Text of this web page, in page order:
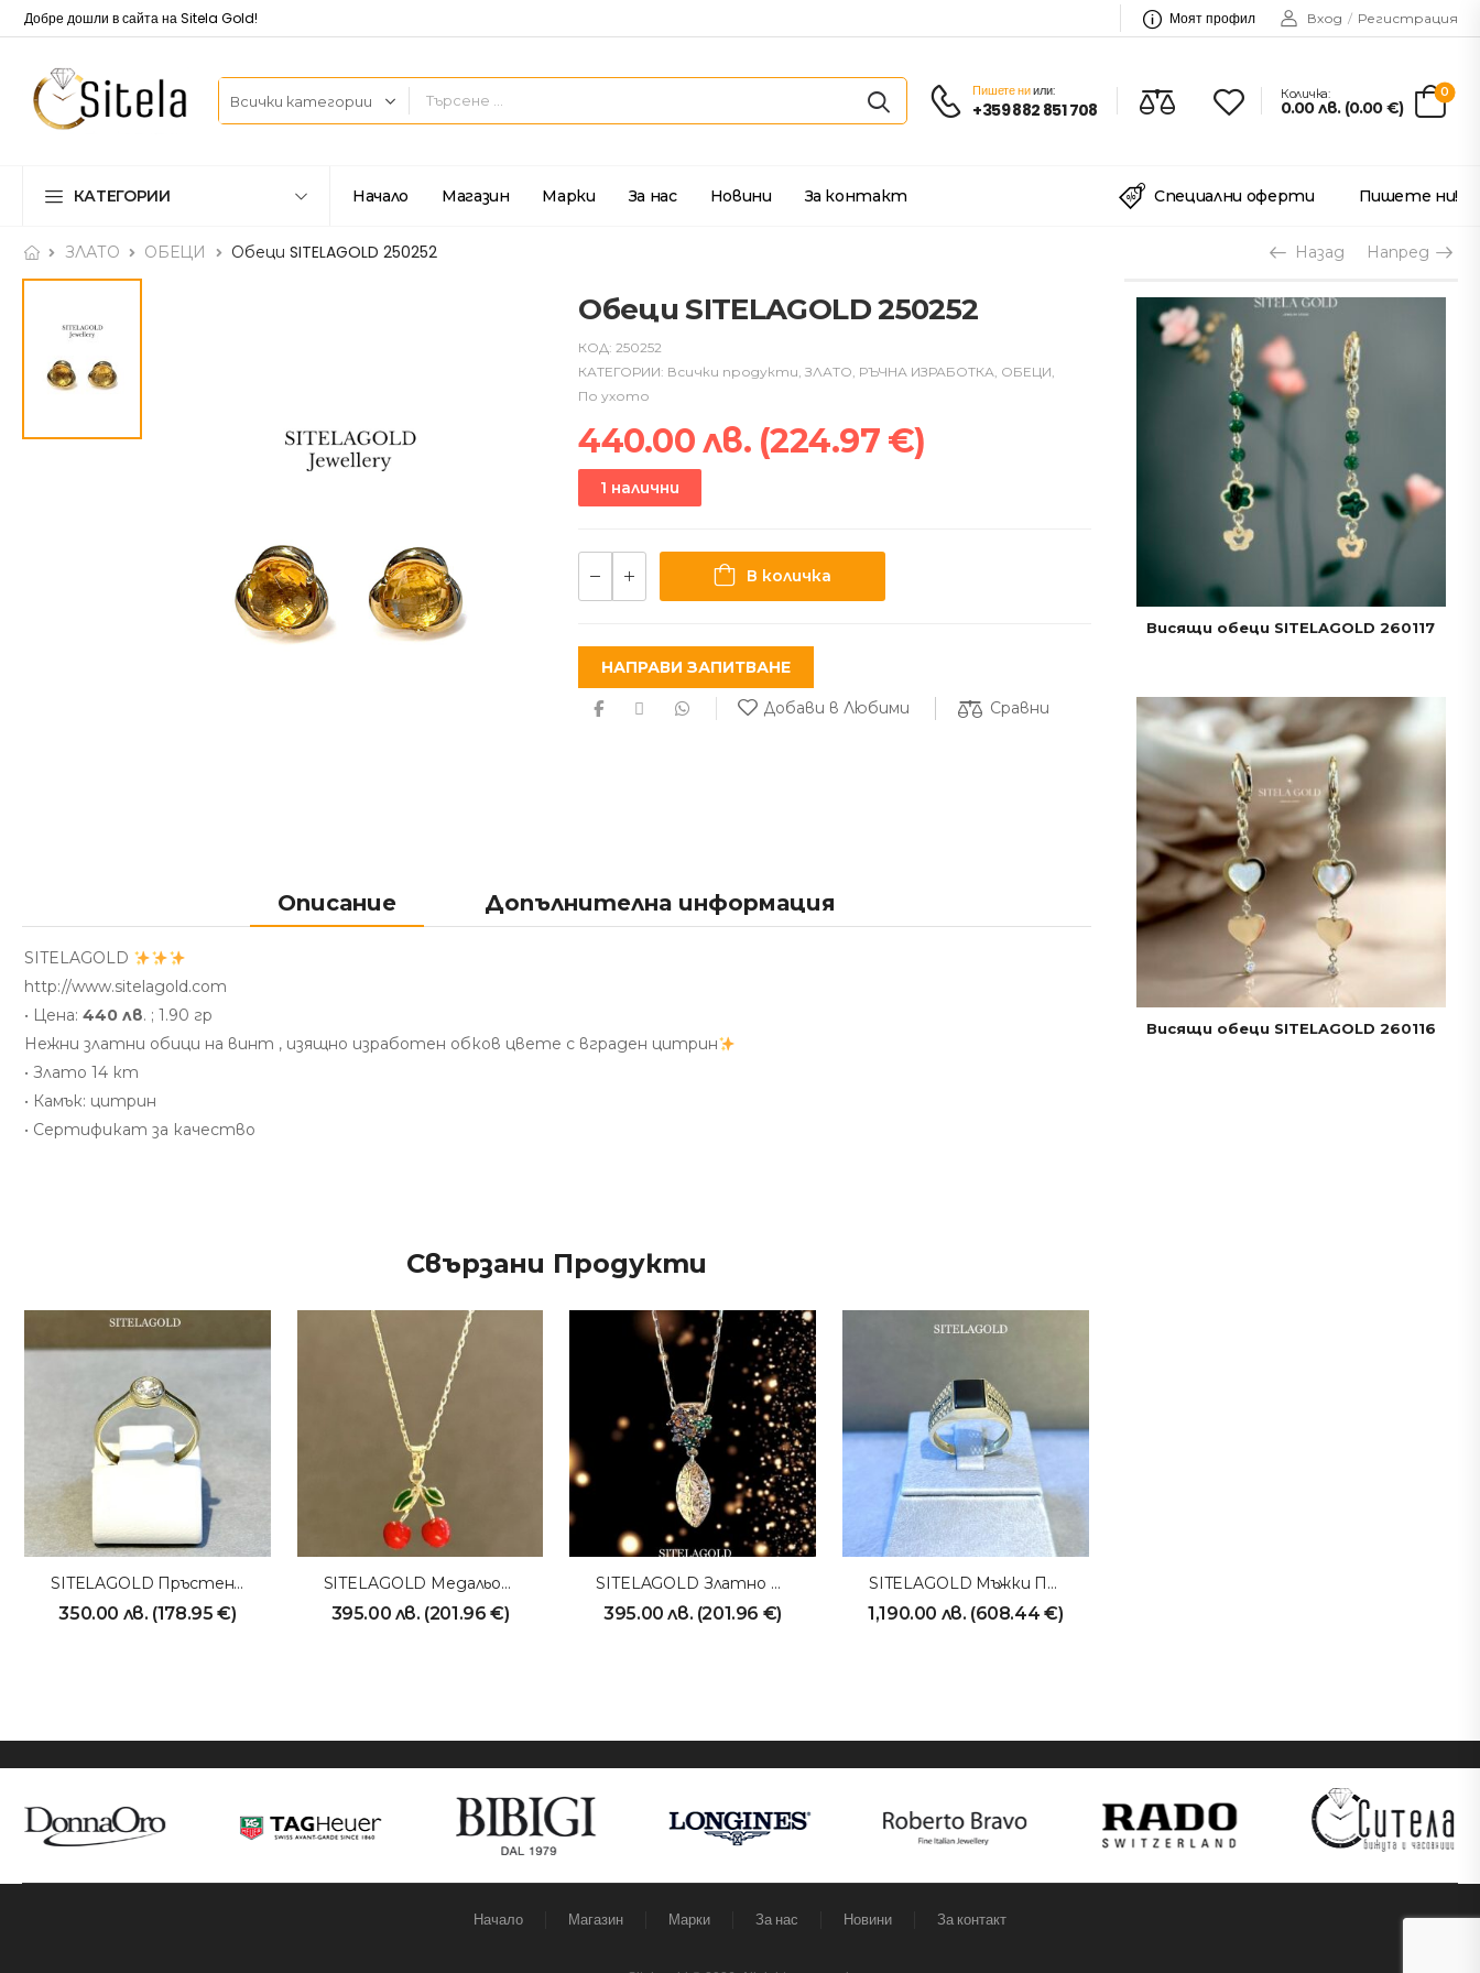
Добре дошли в сайта на Sitela Gold! Моят профил Вход / Регистрация
Пишете ниили:
+359 882 851 708
Количка:
0.00лв. (0.00€)
0
КАТЕГОРИИ Начало Магазин Марки За нас Новини За контакт Специални оферти Пишете ни!
ЗЛАТО ОБЕЦИ Обеци SITELAGOLD 250252 Назад Напред
Обеци SITELAGOLD 250252
КОД:250252
КАТЕГОРИИ: Всички продукти,ЗЛАТО, РЪЧНА ИЗРАБОТКА, ОБЕЦИ,
По ухото
440.00лв. (224.97 €)
1 налични
В количка
НАПРАВИ ЗАПИТВАНЕ
Добави в Любими Сравни
Описание Допълнителна информация
SITELAGOLD
http://www.sitelagold.com
• Цена: 440 лв. ; 1.90 гр
Нежни златни обици на винт , изящно изработен обков цвете с вграден цитрин
• Злато 14 кт
• Камък: цитрин
• Сертификат за качество
Свързани Продукти
SITELAGOLD Пръстен 231010
350.00 лв. (178.95 €)
SITELAGOLD Медальон Черешки
395.00 лв. (201.96€)
SITELAGOLD Златно Колие 231016
395.00лв. (201.96 €)
SITELAGOLD Мъжки Пръстен 231028
1,190.00 лв. (608.44 €)
Висящи обеци SITELAGOLD 260117
Висящи обеци SITELAGOLD 260116
Начало Магазин Марки За нас Новини За контакт